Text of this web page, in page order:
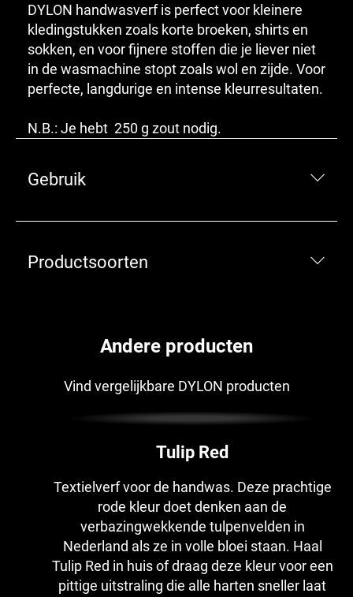
DYLON handwasverf is perfect voor kleinere
kledingstukken zoals korte broeken, shirts en
sokken, en voor fijnere stoffen die je liever niet
in de wasmachine stopt zoals wol en zijde. Voor
perfecte, langdurige en intense kleurresultaten.
N.B.: Je hebt 250 g zout nodig.
Gebruik
Productsoorten
Andere producten
Vind vergelijkbare DYLON producten
Tulip Red
Textielverf voor de handwas. Deze prachtige
rode kleur doet denken aan de
verbazingwekkende tulpenvelden in
Nederland als ze in volle bloei staan. Haal
Tulip Red in huis of draag deze kleur voor een
pittige uitstraling die alle harten sneller laat